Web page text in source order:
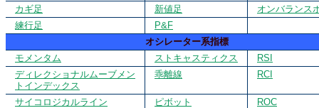
カギ足 新値足
オンバランス
練行足
P&F
オシレーター系指標
モメンタム
ストキャスティクス
RSI
ディレクショナルムーブメン
トインデックス
乖離線 RCI
サイコロジカルライン ピボット
ROC